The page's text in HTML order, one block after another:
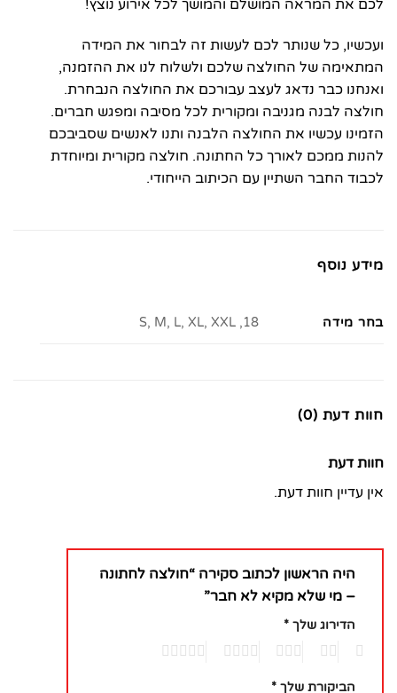
לכם את המראה המושלם והמושך לכל אירוע נוצץ!
ועכשיו, כל שנותר לכם לעשות זה לבחור את המידה
המתאימה של החולצה שלכם ולשלוח לנו את ההזמנה,
ואנחנו כבר נדאג לעצב עבורכם את החולצה הנבחרת.
חולצה לבנה מגניבה ומקורית לכל מסיבה ומפגש חברים.
הזמינו עכשיו את החולצה הלבנה ותנו לאנשים שסביבכם
להנות ממכם לאורך כל החתונה. חולצה מקורית ומיוחדת
לכבוד החבר השתיין עם הכיתוב הייחודי.
מידע נוסף
בחר מידה 18, S, M, L, XL, XXL
חוות דעת (0)
חוות דעת
אין עדיין חוות דעת.
היה הראשון לכתוב סקירה “חולצה לחתונה
– מי שלא מקיא לא חבר”
הדירוג שלך *
הביקורת שלך *